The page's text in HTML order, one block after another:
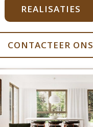
REALISATIES
CONTACTEER ONS